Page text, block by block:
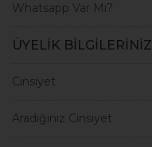
Whatsapp Var Mı?
ÜYELİK BİLGİLERİNİZ
Cinsiyet
Aradığınız Cinsiyet